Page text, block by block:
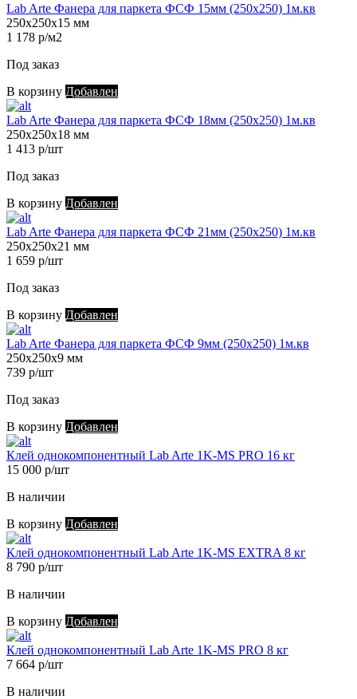
Lab Arte Фанера для паркета ФСФ 15мм (250х250) 1м.кв
250х250х15 мм
1 178 р/м2
Под заказ
В корзину Добавлен
Lab Arte Фанера для паркета ФСФ 18мм (250х250) 1м.кв
250х250х18 мм
1 413 р/шт
Под заказ
В корзину Добавлен
Lab Arte Фанера для паркета ФСФ 21мм (250х250) 1м.кв
250х250х21 мм
1 659 р/шт
Под заказ
В корзину Добавлен
Lab Arte Фанера для паркета ФСФ 9мм (250х250) 1м.кв
250х250х9 мм
739 р/шт
Под заказ
В корзину Добавлен
Клей однокомпонентный Lab Arte 1K-MS PRO 16 кг
15 000 р/шт
В наличии
В корзину Добавлен
Клей однокомпонентный Lab Arte 1K-MS EXTRA 8 кг
8 790 р/шт
В наличии
В корзину Добавлен
Клей однокомпонентный Lab Arte 1K-MS PRO 8 кг
7 664 р/шт
В наличии